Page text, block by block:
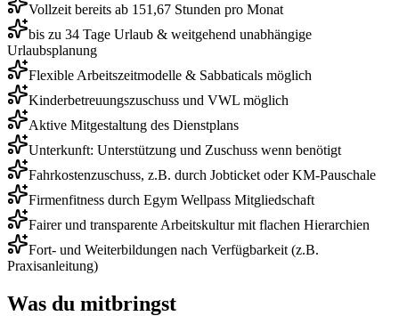
Vollzeit bereits ab 151,67 Stunden pro Monat
bis zu 34 Tage Urlaub & weitgehend unabhängige
Urlaubsplanung
Flexible Arbeitszeitmodelle & Sabbaticals möglich
Kinderbetreuungszuschuss und VWL möglich
Aktive Mitgestaltung des Dienstplans
Unterkunft: Unterstützung und Zuschuss wenn benötigt
Fahrkostenzuschuss, z.B. durch Jobticket oder KM-Pauschale
Firmenfitness durch Egym Wellpass Mitgliedschaft
Fairer und transparente Arbeitskultur mit flachen Hierarchien
Fort- und Weiterbildungen nach Verfügbarkeit (z.B.
Praxisanleitung)
Was du mitbringst